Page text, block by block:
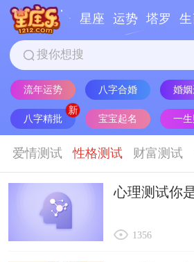
星座 运势 塔罗 生
流年运势 八字合婚 婚
八字精批 宝宝起名 一
爱情测试 性格测试 财富测试
心理测试你
1356